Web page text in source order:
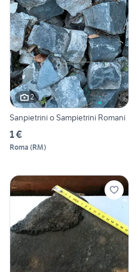
2
Sanpietrini o Sampietrini Romani
1 €
Roma (RM)